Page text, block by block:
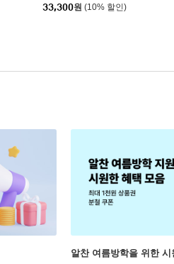
33,300원 (10% 할인)
알찬 여름방학을 위한 시